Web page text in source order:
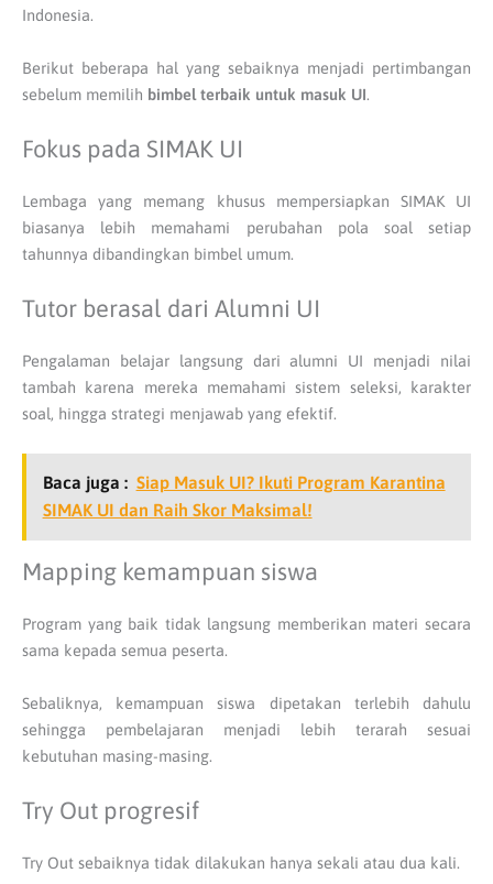
Indonesia.
Berikut beberapa hal yang sebaiknya menjadi pertimbangan
sebelum memilih bimbel terbaik untuk masuk UI.
Fokus pada SIMAK UI
Lembaga yang memang khusus mempersiapkan SIMAK UI
biasanya lebih memahami perubahan pola soal setiap
tahunnya dibandingkan bimbel umum.
Tutor berasal dari Alumni UI
Pengalaman belajar langsung dari alumni UI menjadi nilai
tambah karena mereka memahami sistem seleksi, karakter
soal, hingga strategi menjawab yang efektif.
Baca juga : Siap Masuk UI? Ikuti Program Karantina
SIMAK UI dan Raih Skor Maksimal!
Mapping kemampuan siswa
Program yang baik tidak langsung memberikan materi secara
sama kepada semua peserta.
Sebaliknya, kemampuan siswa dipetakan terlebih dahulu
sehingga pembelajaran menjadi lebih terarah sesuai
kebutuhan masing-masing.
Try Out progresif
Try Out sebaiknya tidak dilakukan hanya sekali atau dua kali.